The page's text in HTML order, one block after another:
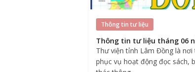
Thông tin tư liệu
Thông tin tư liệu tháng 06
Thư viện tỉnh Lâm Đồng là nơi
phục vụ hoạt động đọc sách,